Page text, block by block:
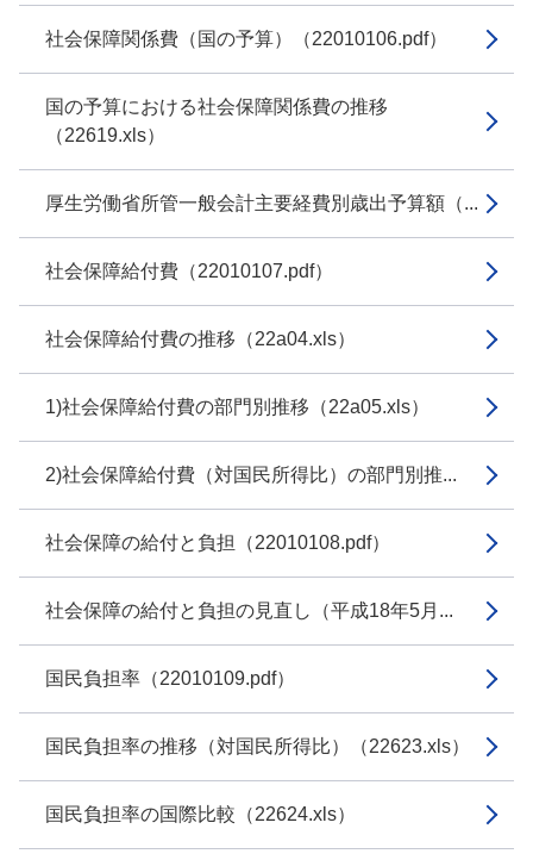
社会保障関係費（国の予算）（22010106.pdf）
国の予算における社会保障関係費の推移
（22619.xls）
厚生労働省所管一般会計主要経費別歳出予算額（...
社会保障給付費（22010107.pdf）
社会保障給付費の推移（22a04.xls）
1)社会保障給付費の部門別推移（22a05.xls）
2)社会保障給付費（対国民所得比）の部門別推...
社会保障の給付と負担（22010108.pdf）
社会保障の給付と負担の見直し（平成18年5月...
国民負担率（22010109.pdf）
国民負担率の推移（対国民所得比）（22623.xls）
国民負担率の国際比較（22624.xls）